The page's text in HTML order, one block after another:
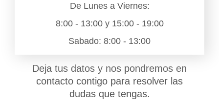
De Lunes a Viernes:
8:00 - 13:00 y 15:00 - 19:00
Sabado: 8:00 - 13:00
Deja tus datos y nos pondremos en
contacto contigo para resolver las
dudas que tengas.